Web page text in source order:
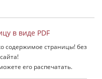
в виде PDF
содержимое страницы! без
его распечатать.